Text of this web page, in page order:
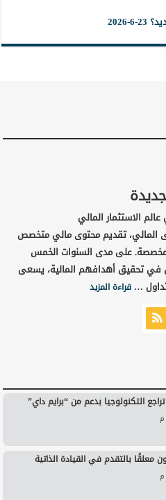
الاستثمار المالي
المالي، تقديم محتوى مالي متخصص
المخصصة. على مدى السنوات الخمس
في تحقيق أهدافهم المالية، يسعى
…قراءة المزيد
التكنولوجيا بدعم من “برايم داي”
معلقًا بالتقدم في القيادة الذاتية